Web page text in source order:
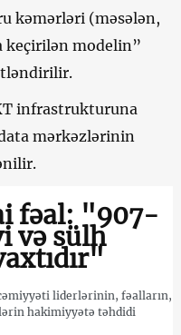
kəmərləri (məsələn,
keçirilən modelin”
infrastrukturuna
mərkəzlərinin
fəal: "907-
və sülh
liderlərinin, fəalların,
hakimiyyətə təhdidi